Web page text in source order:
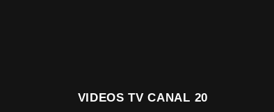
VIDEOS TV CANAL 20